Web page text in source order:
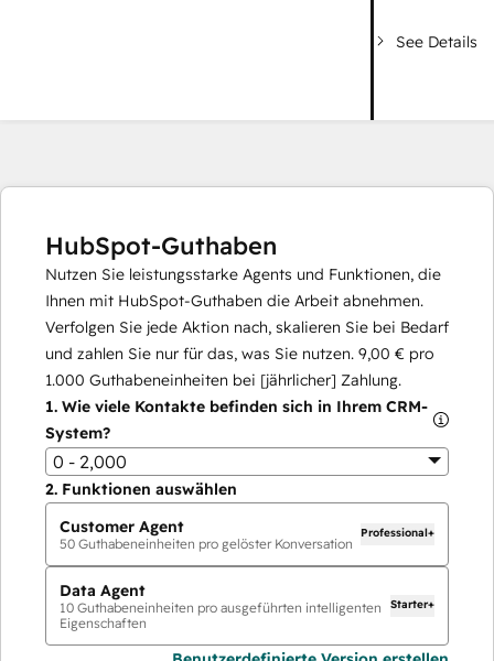
See Details
HubSpot-Guthaben
Nutzen Sie leistungsstarke Agents und Funktionen, die
Ihnen mit HubSpot-Guthaben die Arbeit abnehmen.
Verfolgen Sie jede Aktion nach, skalieren Sie bei Bedarf
und zahlen Sie nur für das, was Sie nutzen. 9,00 € pro
1.000 Guthabeneinheiten bei [jährlicher] Zahlung.
1. Wie viele Kontakte befinden sich in Ihrem CRM-
System?
0 - 2,000
2. Funktionen auswählen
Customer Agent
50 Guthabeneinheiten pro gelöster Konversation
Professional+
Data Agent
10 Guthabeneinheiten pro ausgeführten intelligenten
Eigenschaften
Starter+